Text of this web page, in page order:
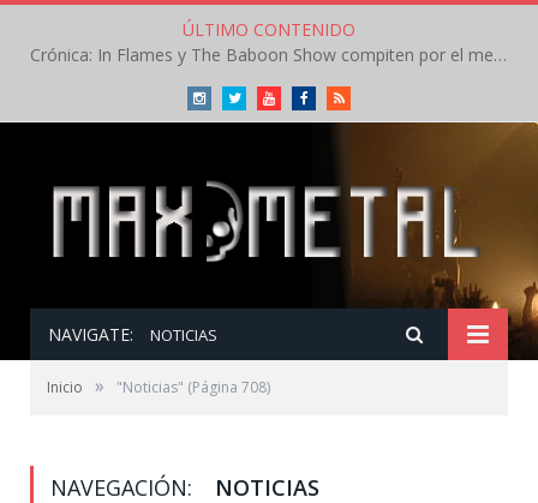
ÚLTIMO CONTENIDO
Crónica: In Flames y The Baboon Show compiten por el mejor concierto del día en el Leyendas del Rock – Viernes – Agosto 2026
InstagramTwitterYoutubeFacebookRSS
NAVIGATE: NOTICIAS
Inicio » "Noticias" (Página 708)
NAVEGACIÓN: NOTICIAS